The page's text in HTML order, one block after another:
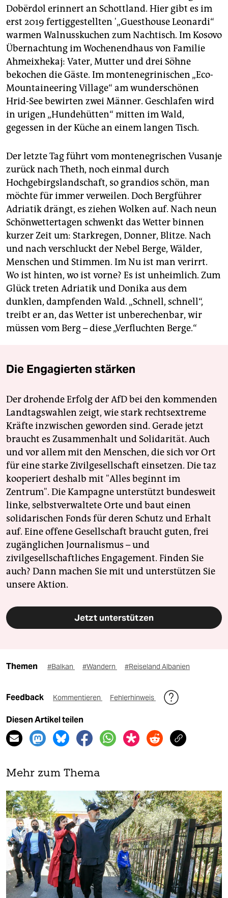
Dobërdol erinnert an Schottland. Hier gibt es im
erst 2019 fertiggestellten '„Guesthouse Leonardi“
warmen Walnusskuchen zum Nachtisch. Im Kosovo
Übernachtung im Wochenendhaus von Familie
Ahmeixhekaj: Vater, Mutter und drei Söhne
bekochen die Gäste. Im montenegrinischen „Eco-
Mountaineering Village“ am wunderschönen
Hrid-See bewirten zwei Männer. Geschlafen wird
in urigen „Hundehütten“ mitten im Wald,
gegessen in der Küche an einem langen Tisch.
Der letzte Tag führt vom montenegrischen Vusanje
zurück nach Theth, noch einmal durch
Hochgebirgslandschaft, so grandios schön, man
möchte für immer verweilen. Doch Bergführer
Adriatik drängt, es ziehen Wolken auf. Nach neun
Schönwettertagen schwenkt das Wetter binnen
kurzer Zeit um: Starkregen, Donner, Blitze. Nach
und nach verschluckt der Nebel Berge, Wälder,
Menschen und Stimmen. Im Nu ist man verirrt.
Wo ist hinten, wo ist vorne? Es ist unheimlich. Zum
Glück treten Adriatik und Donika aus dem
dunklen, dampfenden Wald. „Schnell, schnell“,
treibt er an, das Wetter ist unberechenbar, wir
müssen vom Berg – diese „Verfluchten Berge.“
Die Engagierten stärken
Der drohende Erfolg der AfD bei den kommenden
Landtagswahlen zeigt, wie stark rechtsextreme
Kräfte inzwischen geworden sind. Gerade jetzt
braucht es Zusammenhalt und Solidarität. Auch
und vor allem mit den Menschen, die sich vor Ort
für eine starke Zivilgesellschaft einsetzen. Die taz
kooperiert deshalb mit "Alles beginnt im
Zentrum". Die Kampagne unterstützt bundesweit
linke, selbstverwaltete Orte und baut einen
solidarischen Fonds für deren Schutz und Erhalt
auf. Eine offene Gesellschaft braucht guten, frei
zugänglichen Journalismus – und
zivilgesellschaftliches Engagement. Finden Sie
auch? Dann machen Sie mit und unterstützen Sie
unsere Aktion.
Jetzt unterstützen
Themen #Balkan #Wandern #Reiseland Albanien
Feedback Kommentieren Fehlerhinweis
Diesen Artikel teilen
Mehr zum Thema